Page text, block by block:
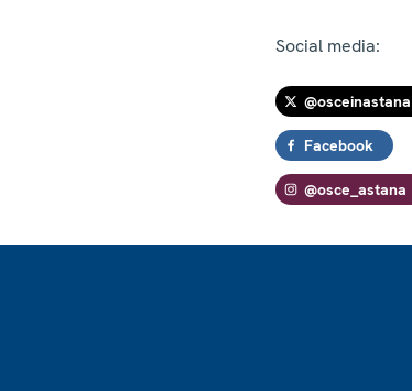
Social media:
@osceinastana
Facebook
@osce_astana